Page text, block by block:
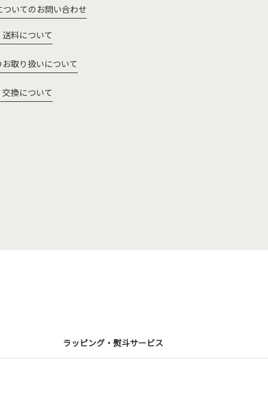
ついてのお問い合わせ
料について
取り扱いについて
換について
ラッピング・熨斗サービス